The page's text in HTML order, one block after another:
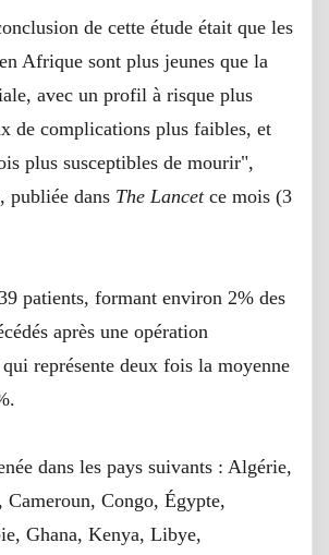
de cette étude était que les
Afrique sont plus jeunes que la
avec un profil à risque plus
de complications plus faibles, et
plus susceptibles de mourir",
publiée dans The Lancetce mois (3
patients, formant environ 2% des
après une opération
représente deux fois la moyenne
dans les pays suivants : Algérie,
Congo, Égypte,
Ghana, Kenya, Libye,